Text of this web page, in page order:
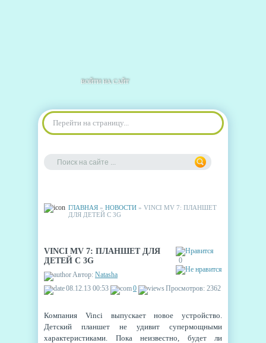
ВОЙТИ НА САЙТ
Перейти на страницу...
ГЛАВНАЯ » НОВОСТИ » VINCI MV 7: ПЛАНШЕТ
ДЛЯ ДЕТЕЙ С 3G
0
VINCI MV 7: ПЛАНШЕТ ДЛЯ
ДЕТЕЙ С 3G
Автор: Natasha
08.12.13 00:53
0 Просмотров: 2362
Компания Vinci выпускает новое устройство.
Детский планшет не удивит супермощными
характеристиками. Пока неизвестно, будет ли